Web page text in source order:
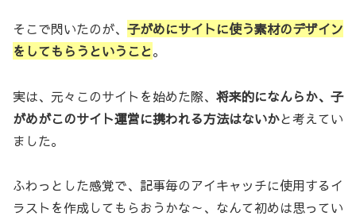
そこで閃いたのが、 子がめにサイトに使う素材のデザイン
をしてもらうということ。
実は、元々このサイトを始めた際、 将来的になんらか、子
がめがこのサイト運営に携われる方法はないかと考えてい
ました。
ふわっとした感覚で、記事毎のアイキャッチに使用するイ
ラストを作成してもらおうかな～、なんて初めは思ってい